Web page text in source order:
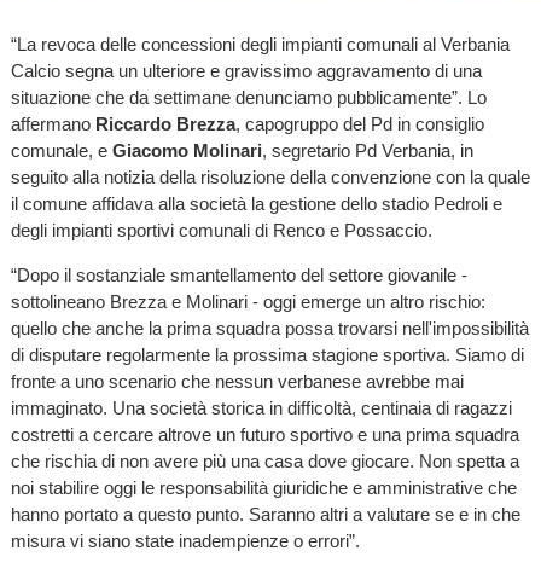
“La revoca delle concessioni degli impianti comunali al Verbania
Calcio segna un ulteriore e gravissimo aggravamento di una
situazione che da settimane denunciamo pubblicamente”. Lo
affermano Riccardo Brezza, capogruppo del Pd in consiglio
comunale, e Giacomo Molinari, segretario Pd Verbania, in
seguito alla notizia della risoluzione della convenzione con la quale
il comune affidava alla società la gestione dello stadio Pedroli e
degli impianti sportivi comunali di Renco e Possaccio.
“Dopo il sostanziale smantellamento del settore giovanile -
sottolineano Brezza e Molinari - oggi emerge un altro rischio:
quello che anche la prima squadra possa trovarsi nell'impossibilità
di disputare regolarmente la prossima stagione sportiva. Siamo di
fronte a uno scenario che nessun verbanese avrebbe mai
immaginato. Una società storica in difficoltà, centinaia di ragazzi
costretti a cercare altrove un futuro sportivo e una prima squadra
che rischia di non avere più una casa dove giocare. Non spetta a
noi stabilire oggi le responsabilità giuridiche e amministrative che
hanno portato a questo punto. Saranno altri a valutare se e in che
misura vi siano state inadempienze o errori”.